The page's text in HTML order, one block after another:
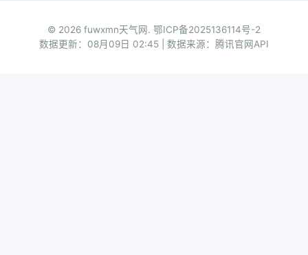
© 2026 fuwxmn天气网. 鄂ICP备2025136114号-2
数据更新：08月09日 02:45 | 数据来源：腾讯官网API